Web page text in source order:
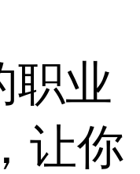
职业
让你